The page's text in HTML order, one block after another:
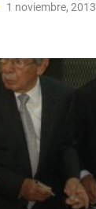
1 noviembre, 2013